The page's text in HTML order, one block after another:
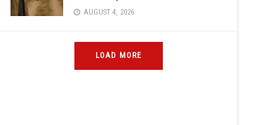
AUGUST 4, 2026
LOAD MORE